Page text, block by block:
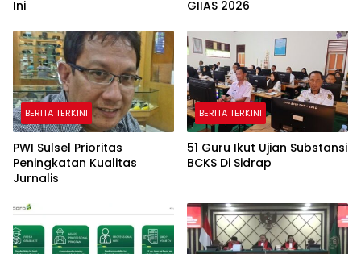
Ini GIIAS 2026
BERITA TERKINI
PWI Sulsel Prioritas
Peningkatan Kualitas
Jurnalis
BERITA TERKINI
51 Guru Ikut Ujian Substansi
BCKS Di Sidrap